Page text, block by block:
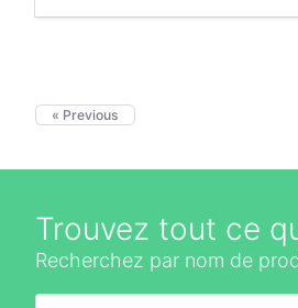
« Previous
Trouvez tout ce
Recherchez par nom de